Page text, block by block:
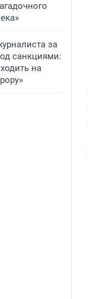
за
санкциями:
на